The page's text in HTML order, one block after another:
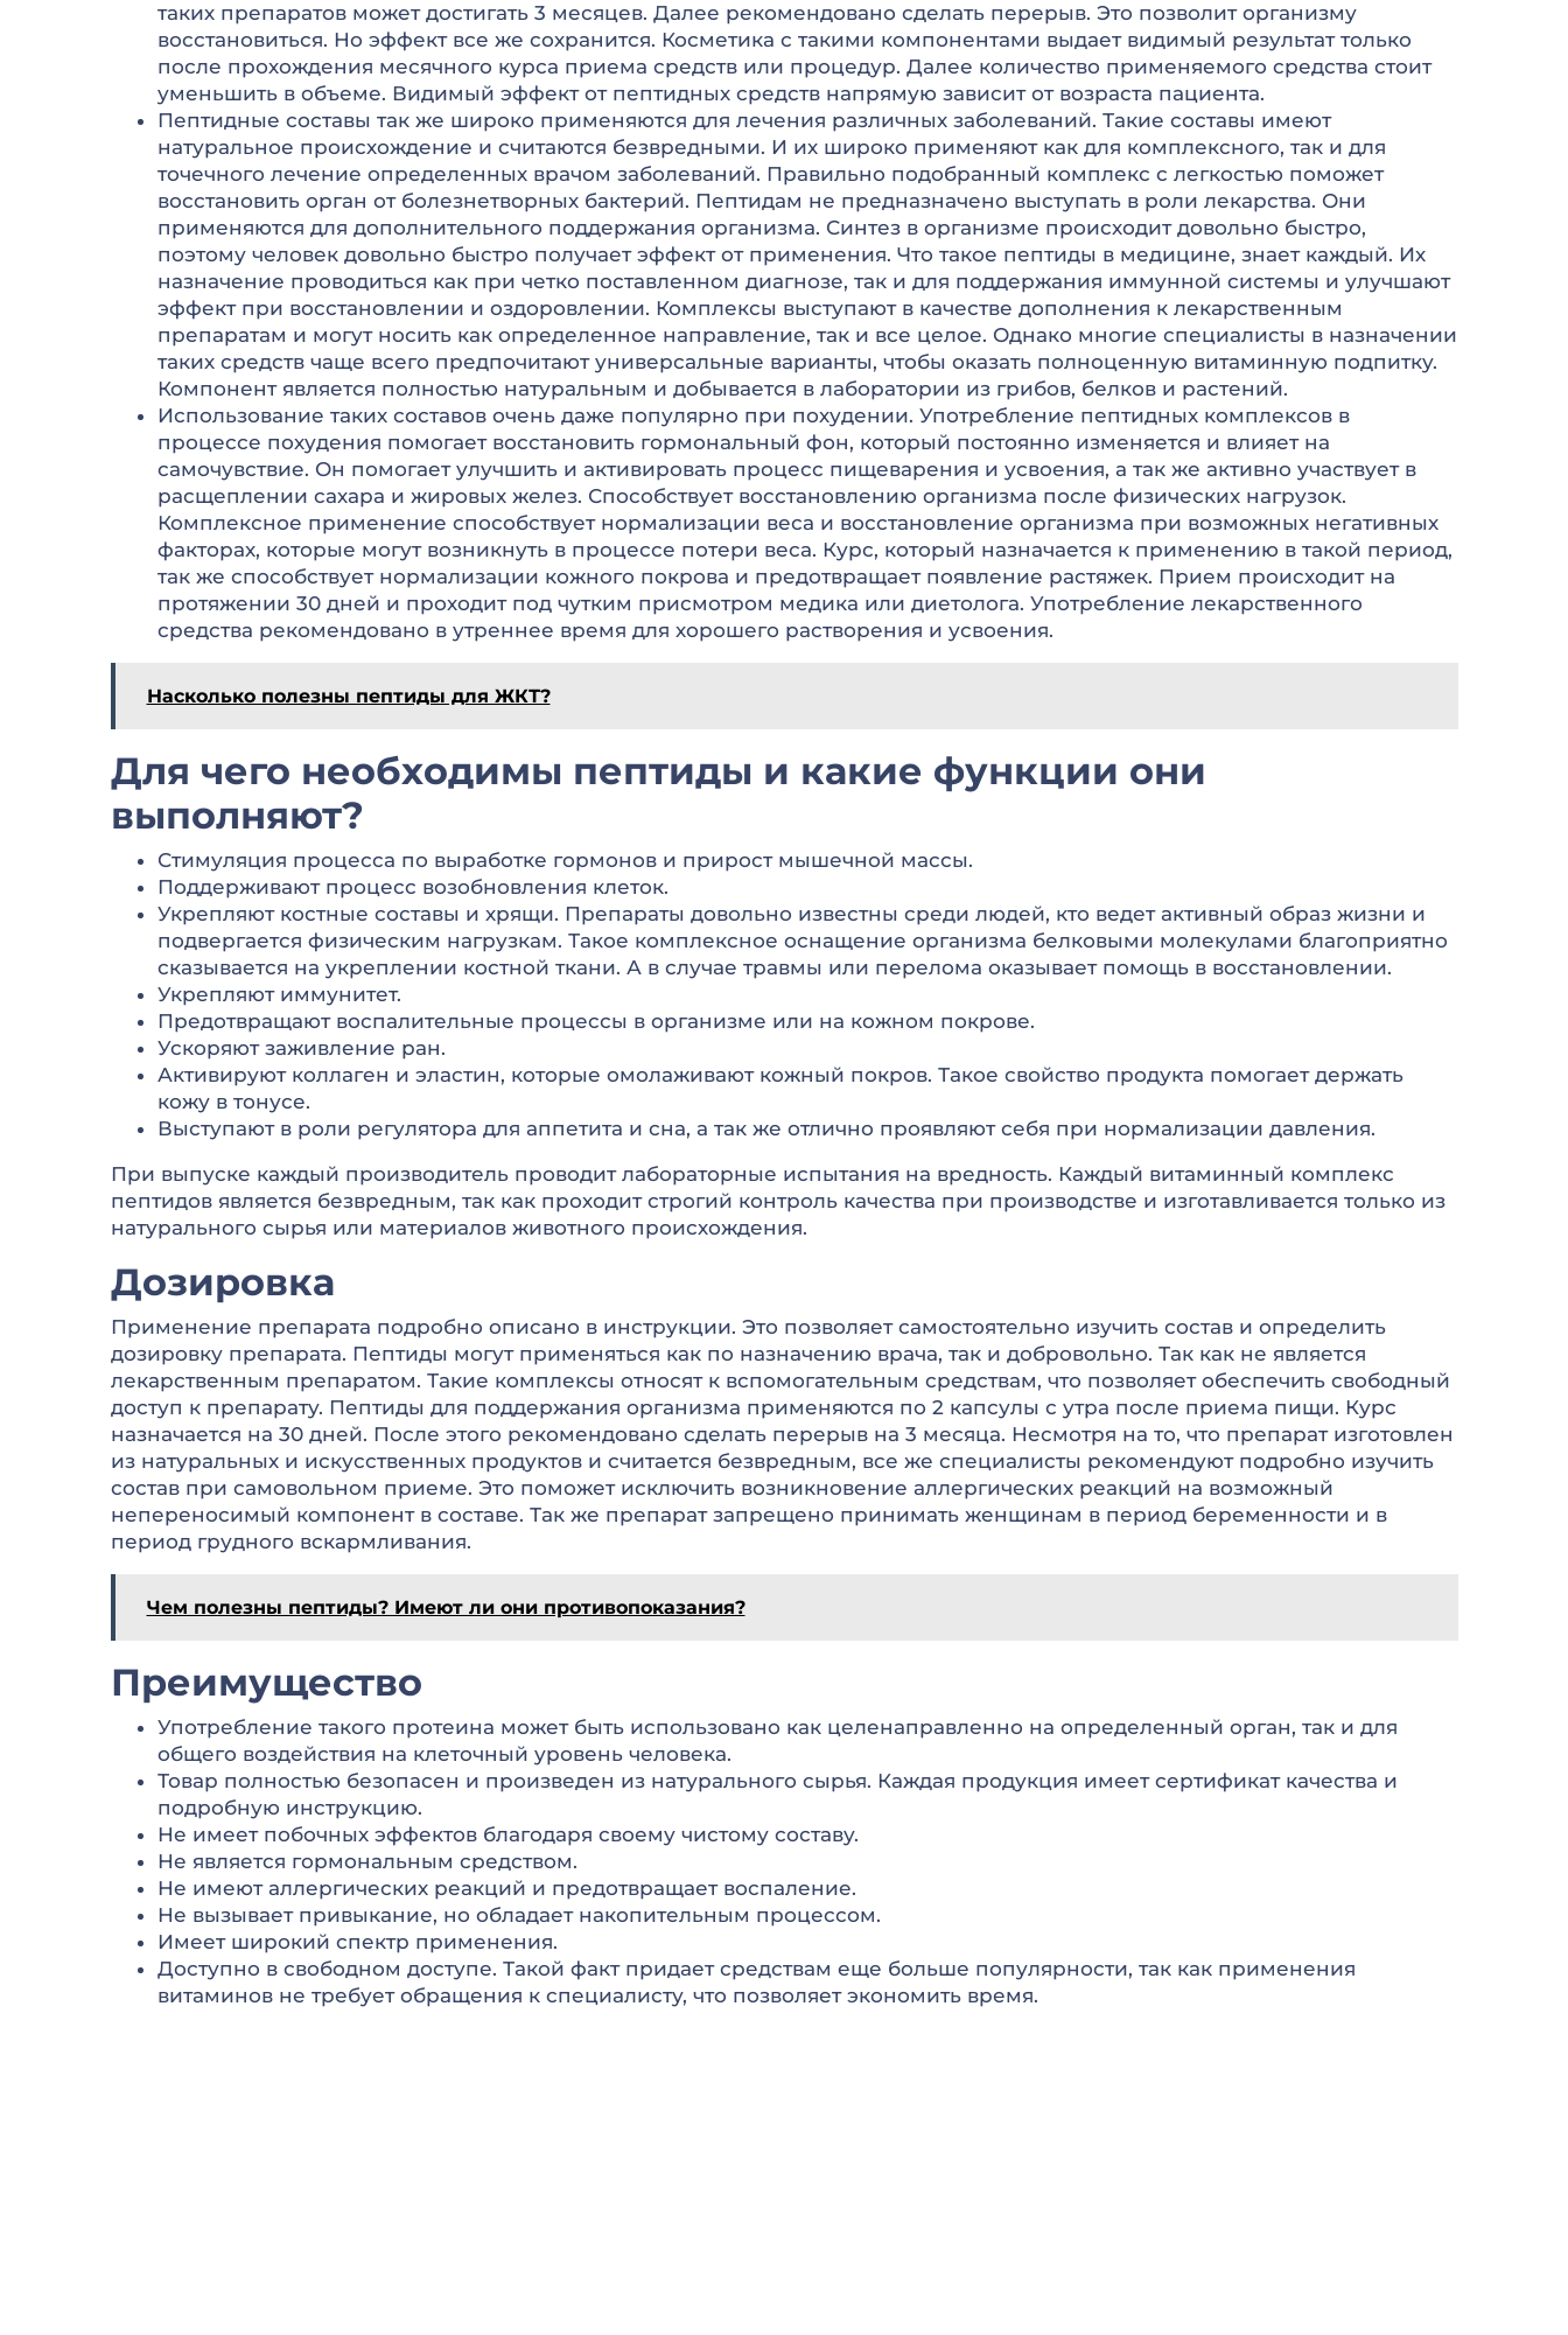
таких препаратов может достигать 3 месяцев. Далее рекомендовано сделать перерыв. Это позволит организму
восстановиться. Но эффект все же сохранится. Косметика с такими компонентами выдает видимый результат только
после прохождения месячного курса приема средств или процедур. Далее количество применяемого средства стоит
уменьшить в объеме. Видимый эффект от пептидных средств напрямую зависит от возраста пациента.
Пептидные составы так же широко применяются для лечения различных заболеваний. Такие составы имеют
натуральное происхождение и считаются безвредными. И их широко применяют как для комплексного, так и для
точечного лечение определенных врачом заболеваний. Правильно подобранный комплекс с легкостью поможет
восстановить орган от болезнетворных бактерий. Пептидам не предназначено выступать в роли лекарства. Они
применяются для дополнительного поддержания организма. Синтез в организме происходит довольно быстро,
поэтому человек довольно быстро получает эффект от применения. Что такое пептиды в медицине, знает каждый. Их
назначение проводиться как при четко поставленном диагнозе, так и для поддержания иммунной системы и улучшают
эффект при восстановлении и оздоровлении. Комплексы выступают в качестве дополнения к лекарственным
препаратам и могут носить как определенное направление, так и все целое. Однако многие специалисты в назначении
таких средств чаще всего предпочитают универсальные варианты, чтобы оказать полноценную витаминную подпитку.
Компонент является полностью натуральным и добывается в лаборатории из грибов, белков и растений.
Использование таких составов очень даже популярно при похудении. Употребление пептидных комплексов в
процессе похудения помогает восстановить гормональный фон, который постоянно изменяется и влияет на
самочувствие. Он помогает улучшить и активировать процесс пищеварения и усвоения, а так же активно участвует в
расщеплении сахара и жировых желез. Способствует восстановлению организма после физических нагрузок.
Комплексное применение способствует нормализации веса и восстановление организма при возможных негативных
факторах, которые могут возникнуть в процессе потери веса. Курс, который назначается к применению в такой период,
так же способствует нормализации кожного покрова и предотвращает появление растяжек. Прием происходит на
протяжении 30 дней и проходит под чутким присмотром медика или диетолога. Употребление лекарственного
средства рекомендовано в утреннее время для хорошего растворения и усвоения.
Насколько полезны пептиды для ЖКТ?
Для чего необходимы пептиды и какие функции они
выполняют?
Стимуляция процесса по выработке гормонов и прирост мышечной массы.
Поддерживают процесс возобновления клеток.
Укрепляют костные составы и хрящи. Препараты довольно известны среди людей, кто ведет активный образ жизни и
подвергается физическим нагрузкам. Такое комплексное оснащение организма белковыми молекулами благоприятно
сказывается на укреплении костной ткани. А в случае травмы или перелома оказывает помощь в восстановлении.
Укрепляют иммунитет.
Предотвращают воспалительные процессы в организме или на кожном покрове.
Ускоряют заживление ран.
Активируют коллаген и эластин, которые омолаживают кожный покров. Такое свойство продукта помогает держать
кожу в тонусе.
Выступают в роли регулятора для аппетита и сна, а так же отлично проявляют себя при нормализации давления.
При выпуске каждый производитель проводит лабораторные испытания на вредность. Каждый витаминный комплекс
пептидов является безвредным, так как проходит строгий контроль качества при производстве и изготавливается только из
натурального сырья или материалов животного происхождения.
Дозировка
Применение препарата подробно описано в инструкции. Это позволяет самостоятельно изучить состав и определить
дозировку препарата. Пептиды могут применяться как по назначению врача, так и добровольно. Так как не является
лекарственным препаратом. Такие комплексы относят к вспомогательным средствам, что позволяет обеспечить свободный
доступ к препарату. Пептиды для поддержания организма применяются по 2 капсулы с утра после приема пищи. Курс
назначается на 30 дней. После этого рекомендовано сделать перерыв на 3 месяца. Несмотря на то, что препарат изготовлен
из натуральных и искусственных продуктов и считается безвредным, все же специалисты рекомендуют подробно изучить
состав при самовольном приеме. Это поможет исключить возникновение аллергических реакций на возможный
непереносимый компонент в составе. Так же препарат запрещено принимать женщинам в период беременности и в
период грудного вскармливания.
Чем полезны пептиды? Имеют ли они противопоказания?
Преимущество
Употребление такого протеина может быть использовано как целенаправленно на определенный орган, так и для
общего воздействия на клеточный уровень человека.
Товар полностью безопасен и произведен из натурального сырья. Каждая продукция имеет сертификат качества и
подробную инструкцию.
Не имеет побочных эффектов благодаря своему чистому составу.
Не является гормональным средством.
Не имеют аллергических реакций и предотвращает воспаление.
Не вызывает привыкание, но обладает накопительным процессом.
Имеет широкий спектр применения.
Доступно в свободном доступе. Такой факт придает средствам еще больше популярности, так как применения
витаминов не требует обращения к специалисту, что позволяет экономить время.